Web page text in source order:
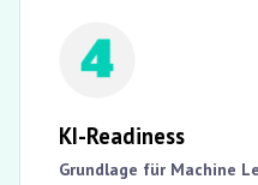
KI-Readiness
Grundlage für Machine